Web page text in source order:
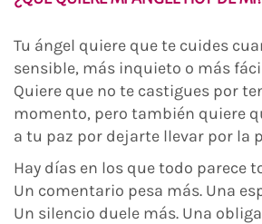
Tu ángel quiere que te cuides
sensible, más inquieto o más
Quiere que no te castigues por
momento, pero también quiere
a tu paz por dejarte llevar por la
Hay días en los que todo parece
Un comentario pesa más. Una
Un silencio duele más. Una